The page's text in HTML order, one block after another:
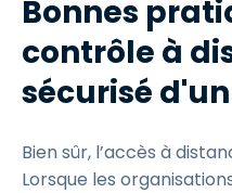
Bonnes
contrôle à
sécurisé d'un
Bien sûr, l’accès à
Lorsque les